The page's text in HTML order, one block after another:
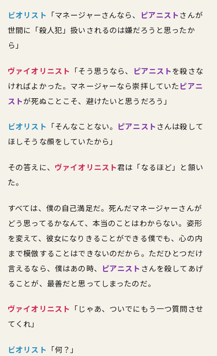
ビオリスト 「マネージャーさんなら、 ピアニストさんが
世間に「殺人犯」扱いされるのは嫌だろうと思ったか
ら」
ヴァイオリニスト 「そう思うなら、 ピアニストを殺さな
ければよかった。マネージャーなら崇拝していたピアニ
ストが死ぬことこそ、避けたいと思うだろう」
ビオリスト 「そんなことない。 ピアニストさんは殺して
ほしそうな顔をしていたから」
その答えに、 ヴァイオリニスト君は「なるほど」と頷い
た。
すべては、僕の自己満足だ。死んだマネージャーさんが
どう思ってるかなんて、本当のことはわからない。姿形
を変えて、彼女になりきることができる僕でも、心の内
まで模倣することはできないのだから。ただひとつだけ
言えるなら、僕はあの時、 ピアニスト さんを殺してあげ
ることが、最善だと思ってしまったのだ。
ヴァイオリニスト 「じゃあ、ついでにもう一つ質問させ
てくれ」
ビオリスト 「何？」